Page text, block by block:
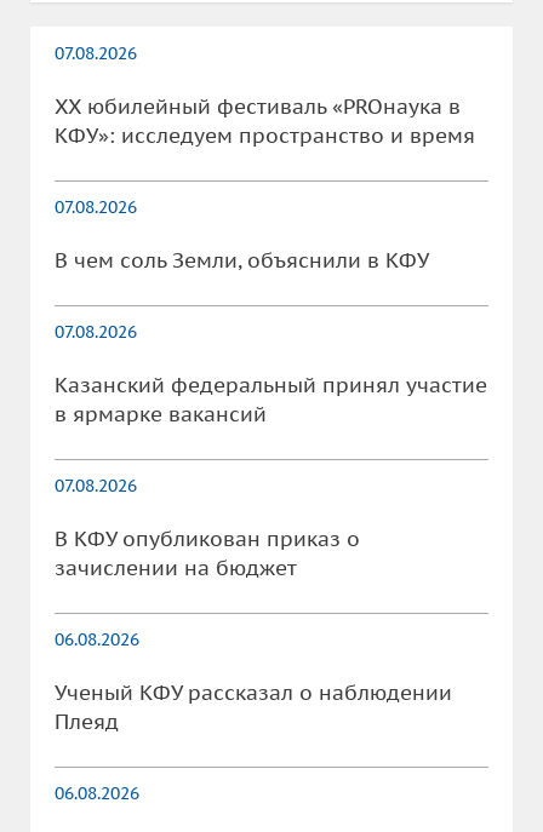
07.08.2026
XX юбилейный фестиваль «PROнаука в
КФУ»: исследуем пространство и время
07.08.2026
В чем соль Земли, объяснили в КФУ
07.08.2026
Казанский федеральный принял участие
в ярмарке вакансий
07.08.2026
В КФУ опубликован приказ о
зачислении на бюджет
06.08.2026
Ученый КФУ рассказал о наблюдении
Плеяд
06.08.2026